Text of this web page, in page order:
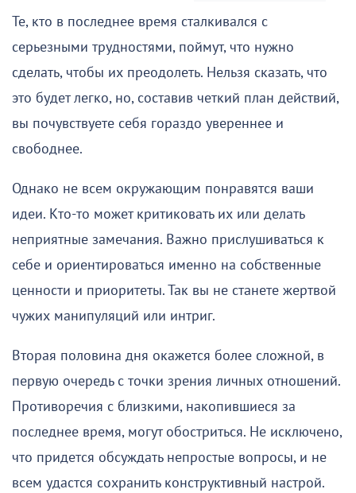
Те, кто в последнее время сталкивался с
серьезными трудностями, поймут, что нужно
сделать, чтобы их преодолеть. Нельзя сказать, что
это будет легко, но, составив четкий план действий,
вы почувствуете себя гораздо увереннее и
свободнее.
Однако не всем окружающим понравятся ваши
идеи. Кто-то может критиковать их или делать
неприятные замечания. Важно прислушиваться к
себе и ориентироваться именно на собственные
ценности и приоритеты. Так вы не станете жертвой
чужих манипуляций или интриг.
Вторая половина дня окажется более сложной, в
первую очередь с точки зрения личных отношений.
Противоречия с близкими, накопившиеся за
последнее время, могут обостриться. Не исключено,
что придется обсуждать непростые вопросы, и не
всем удастся сохранить конструктивный настрой.